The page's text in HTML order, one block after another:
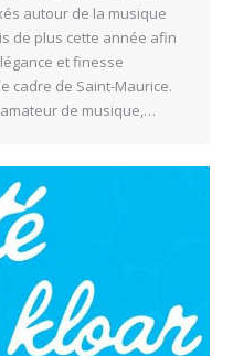
autour de la musique
de plus cette année afin
et finesse
cadre de Saint-Maurice.
de musique,…